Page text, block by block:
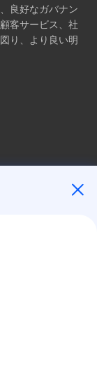
良好なガバナン
客サービス、社
り、より良い明